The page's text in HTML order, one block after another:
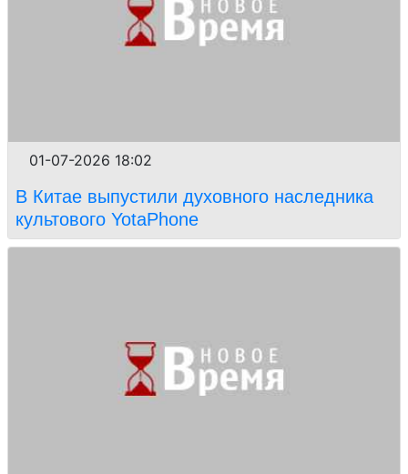
01-07-2026 18:02
В Китае выпустили духовного наследника
культового YotaPhone